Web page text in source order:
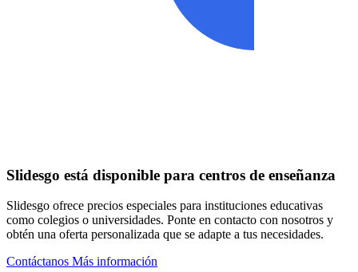
Slidesgo está disponible para centros de enseñanza
Slidesgo ofrece precios especiales para instituciones educativas
como colegios o universidades. Ponte en contacto con nosotros y
obtén una oferta personalizada que se adapte a tus necesidades.
Contáctanos Más información